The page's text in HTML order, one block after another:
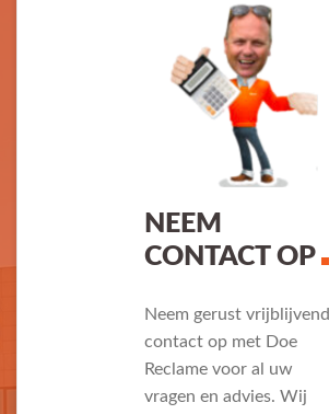
NEEM
CONTACT OP
Neem gerust vrijblijvend
contact op met Doe
Reclame voor al uw
vragen en advies. Wij